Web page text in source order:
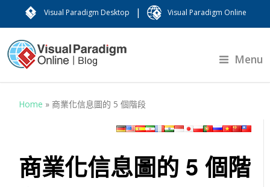
Visual Paradigm Desktop | Visual Paradigm Online
Menu
Home » 商業化信息圖的 5 個階段
商業化信息圖的 5 個階